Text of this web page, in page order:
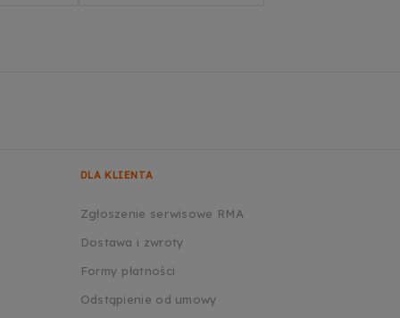
DLA KLIENTA
Zgłoszenie serwisowe RMA
Dostawa i zwroty
Formy płatności
Odstąpienie od umowy